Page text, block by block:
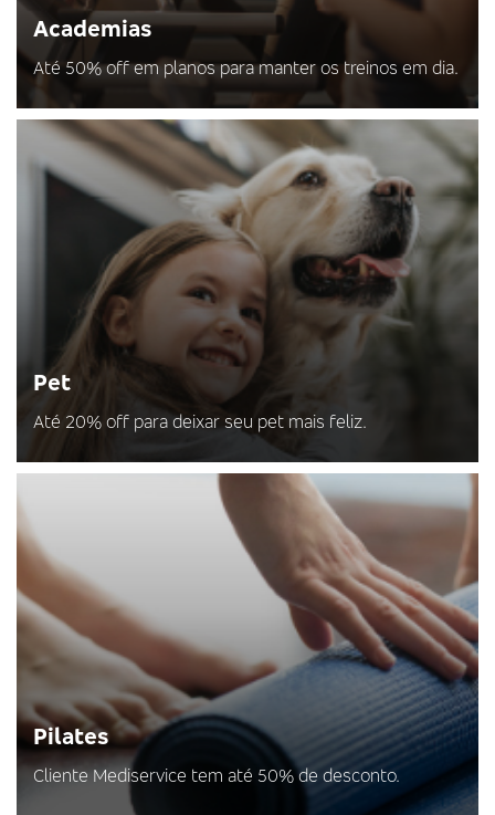
Academias
Até 50% off em planos para manter os treinos em dia.
Pet
Até 20% off para deixar seu pet mais feliz.
Pilates
Cliente Mediservice tem até 50% de desconto.